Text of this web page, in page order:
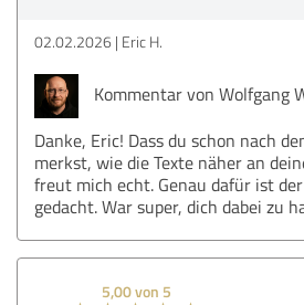
02.02.2026 Eric H.
Kommentar von Wolfgang
Danke, Eric! Dass du schon nach
merkst, wie die Texte näher an
freut mich echt. Genau dafür ist
gedacht. War super, dich dabei zu
5,00 von 5